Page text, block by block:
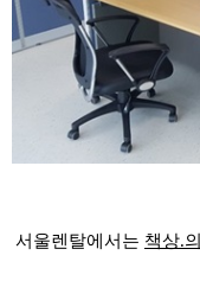
서울렌탈에서는 책상.